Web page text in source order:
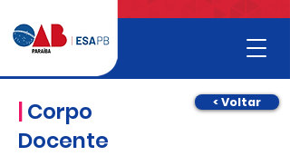
|Corpo
Docente
< Voltar